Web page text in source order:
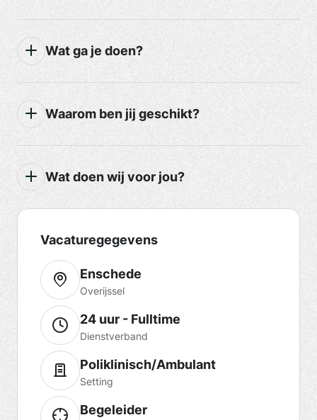
Wat ga je doen?
Waarom ben jij geschikt?
Wat doen wij voor jou?
Vacaturegegevens
Enschede
Overijssel
24 uur - Fulltime
Dienstverband
Poliklinisch/Ambulant
Setting
Begeleider